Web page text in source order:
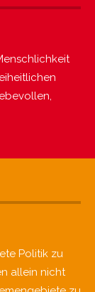
Politik zu
allein nicht